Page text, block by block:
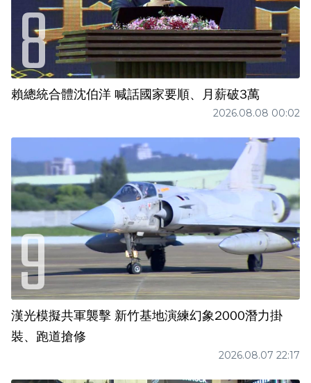
賴總統合體沈伯洋 喊話國家要順、月薪破3萬
2026.08.08 00:02
漢光模擬共軍襲擊 新竹基地演練幻象2000潛力掛
裝、跑道搶修
2026.08.07 22:17